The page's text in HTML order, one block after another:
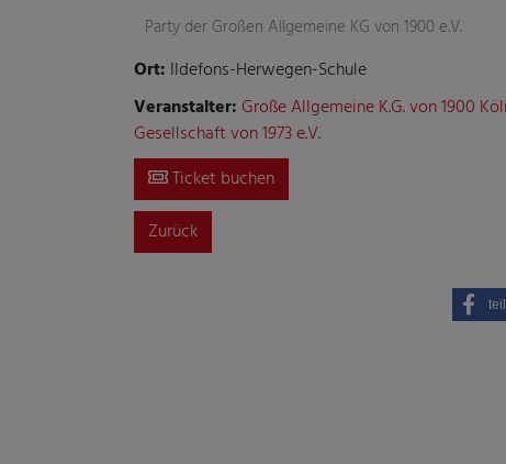
Party der Großen Allgemeine KG von 1900 e.V.
Ort: Ildefons-Herwegen-Schule
Veranstalter: Große Allgemeine K.G. von 1900
Gesellschaft von 1973 e.V.
Ticket buchen
Zurück